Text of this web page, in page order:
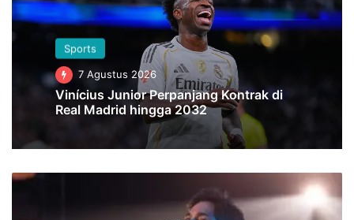
Sports
7 Agustus 2026
Vinícius Junior Perpanjang Kontrak di
Real Madrid hingga 2032
Imigrasi